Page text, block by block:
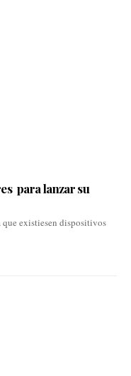
para lanzar su
que existiesen dispositivos